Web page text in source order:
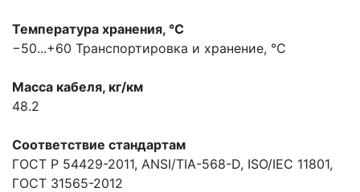
Температура хранения, °С
−50...+60 Транспортировка и хранение, °С
Масса кабеля, кг/км
48.2
Соответствие стандартам
ГОСТ Р 54429-2011, ANSI/TIA-568-D, ISO/IEC 11801,
ГОСТ 31565-2012